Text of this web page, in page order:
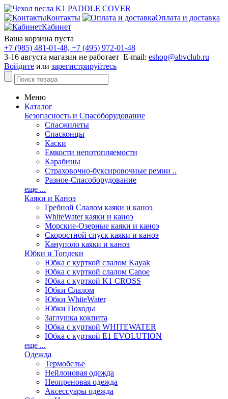
Контакты
Оплата и доставка
Кабинет
Ваша корзина пуста
+7 (985) 481-01-48, +7 (495) 972-01-48
3-16 августа магазин не работает E-mail: eshop@abvclub.ru
Войдите или зарегистрируйтесь
Меню
Каталог
Безопасность и Спасоборудование
Спасжилеты
Спасконцы
Каски
Емкости непотопляемости
Карабины
Страховочно-буксировочные ремни ..
Разное-Спасоборудование
еще ...
Каяки и Каноэ
Гребной Слалом каяки и каноэ
WhiteWater каяки и каноэ
Морские-Озерные каяки и каноэ
Скоростной спуск каяки и каноэ
Кануполо каяки и каноэ
Юбки и Топдеки
Юбка с курткой слалом Kayak
Юбка с курткой слалом Canoe
Юбка с курткой K1 CROSS
Юбки Слалом
Юбки WhiteWater
Юбки Походы
Заглушка кокпита
Юбка с курткой WHITEWATER
Юбка с курткой E1 EVOLUTION
еще ...
Одежда
Термобелье
Нейлоновая одежда
Неопреновая одежда
Аксессуары одежда